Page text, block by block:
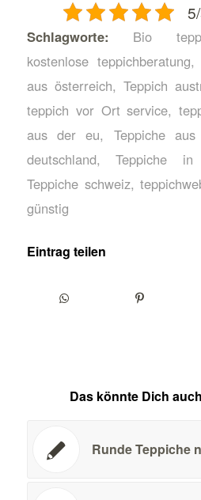
Schlagworte: Bio
kostenlose teppichberatung
aus österreich, Teppich
teppich vor Ort service,
aus der eu, Teppiche
deutschland,Teppiche
Teppiche schweiz,
günstig
Eintrag teilen
Das könnte Dich
Runde Teppiche